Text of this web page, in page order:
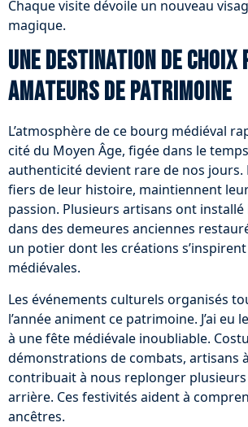
Chaque visite dévoile un nouveau
magique.
Une destination de
amateurs de patrimoine
L’atmosphère de ce bourg médiéval
cité du Moyen Âge, figée dans le
authenticité devient rare de nos jours.
fiers de leur histoire, maintiennent
passion. Plusieurs artisans ont
dans des demeures anciennes
un potier dont les créations
médiévales.
Les événements culturels organisés
l’année animent ce patrimoine. J’ai eu
à une fête médiévale inoubliable.
démonstrations de combats, artisans
contribuait à nous replonger plusieurs
arrière. Ces festivités aident à
ancêtres.